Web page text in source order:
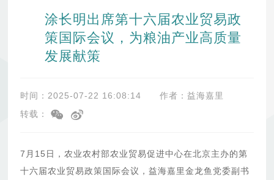
涂长明出席第十六届农业贸易政
策国际会议，为粮油产业高质量
发展献策
时间：2025-07-22 16:08:14
作者：益海嘉里
转载：
7月15日，农业农村部农业贸易促进中心在北京主办的第
十六届农业贸易政策国际会议，益海嘉里金龙鱼党委副书